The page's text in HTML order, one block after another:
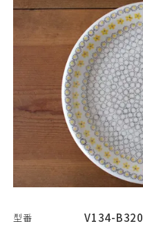
型番 V134-B320